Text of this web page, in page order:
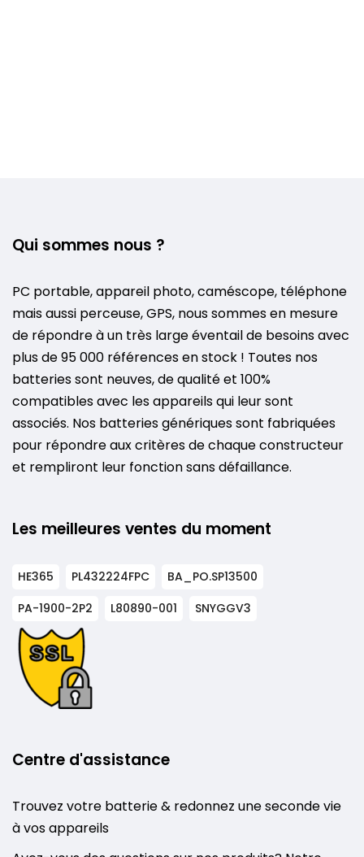
Qui sommes nous ?
PC portable, appareil photo, caméscope, téléphone
mais aussi perceuse, GPS, nous sommes en mesure
de répondre à un très large éventail de besoins avec
plus de 95 000 références en stock ! Toutes nos
batteries sont neuves, de qualité et 100%
compatibles avec les appareils qui leur sont
associés. Nos batteries génériques sont fabriquées
pour répondre aux critères de chaque constructeur
et rempliront leur fonction sans défaillance.
Les meilleures ventes du moment
HE365 PL432224FPC
BA_PO.SP13500
PA-1900-2P2
L80890-001 SNYGGV3
Centre d'assistance
Trouvez votre batterie & redonnez une seconde vie
à vos appareils